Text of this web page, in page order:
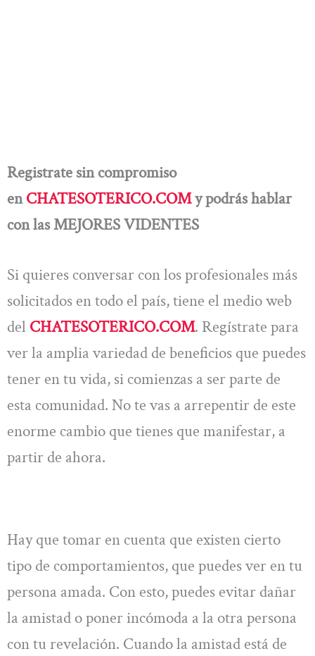
Registrate sin compromiso
enCHATESOTERICO.COMy podrás hablar
con las MEJORES VIDENTES
Si quieres conversar con los profesionales más
solicitados en todo el país, tiene el medio web
del CHATESOTERICO.COM. Regístrate para
ver la amplia variedad de beneficios que puedes
tener en tu vida, si comienzas a ser parte de
esta comunidad. No te vas a arrepentir de este
enorme cambio que tienes que manifestar, a
partir de ahora.
Hay que tomar en cuenta que existen cierto
tipo de comportamientos, que puedes ver en tu
persona amada. Con esto, puedes evitar dañar
la amistad o poner incómoda a la otra persona
con tu revelación. Cuando la amistad está de